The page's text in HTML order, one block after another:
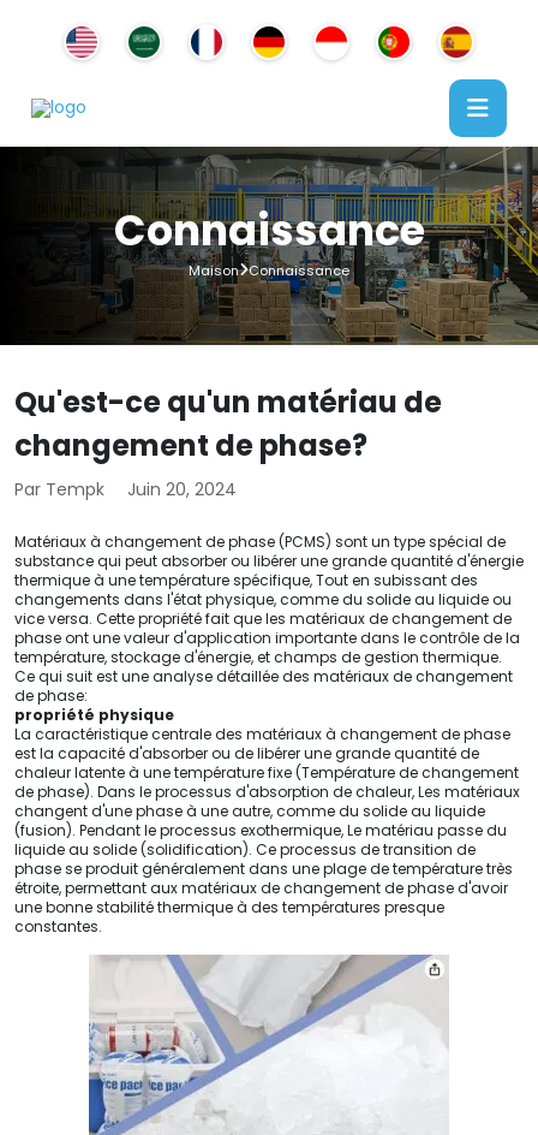
Connaissance
Maison Connaissance
Qu'est-ce qu'un matériau de
changement de phase?
Par Tempk Juin 20, 2024
Matériaux à changement de phase (PCMS) sont un type spécial de
substance qui peut absorber ou libérer une grande quantité d'énergie
thermique à une température spécifique, Tout en subissant des
changements dans l'état physique, comme du solide au liquide ou
vice versa. Cette propriété fait que les matériaux de changement de
phase ont une valeur d'application importante dans le contrôle de la
température, stockage d'énergie, et champs de gestion thermique.
Ce qui suit est une analyse détaillée des matériaux de changement
de phase:
propriété physique
La caractéristique centrale des matériaux à changement de phase
est la capacité d'absorber ou de libérer une grande quantité de
chaleur latente à une température fixe (Température de changement
de phase). Dans le processus d'absorption de chaleur, Les matériaux
changent d'une phase à une autre, comme du solide au liquide
(fusion). Pendant le processus exothermique, Le matériau passe du
liquide au solide (solidification). Ce processus de transition de
phase se produit généralement dans une plage de température très
étroite, permettant aux matériaux de changement de phase d'avoir
une bonne stabilité thermique à des températures presque
constantes.